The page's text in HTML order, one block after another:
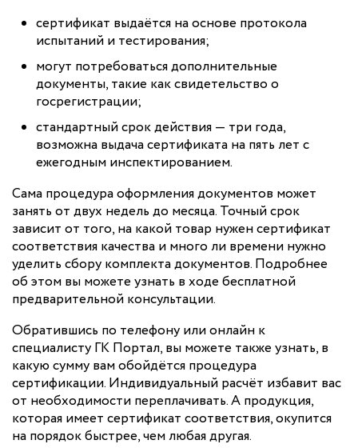
сертификат выдаётся на основе протокола
испытаний и тестирования;
могут потребоваться дополнительные
документы, такие как свидетельство о
госрегистрации;
стандартный срок действия — три года,
возможна выдача сертификата на пять лет с
ежегодным инспектированием.
Сама процедура оформления документов может
занять от двух недель до месяца. Точный срок
зависит от того, на какой товар нужен сертификат
соответствия качества и много ли времени нужно
уделить сбору комплекта документов. Подробнее
об этом вы можете узнать в ходе бесплатной
предварительной консультации.
Обратившись по телефону или онлайн к
специалисту ГК Портал, вы можете также узнать, в
какую сумму вам обойдётся процедура
сертификации. Индивидуальный расчёт избавит вас
от необходимости переплачивать. А продукция,
которая имеет сертификат соответствия, окупится
на порядок быстрее, чем любая другая.